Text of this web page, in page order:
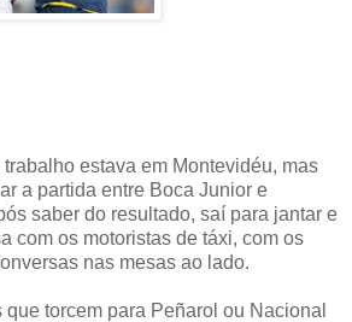
estava em Montevidéu, mas
a partida entre Boca Junior e
saber do resultado, saí para jantar e
com os motoristas de táxi, com os
nas mesas ao lado.
que torcem para Peñarol ou Nacional